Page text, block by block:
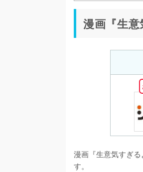
漫画『生
漫画『生意気すぎ
す。